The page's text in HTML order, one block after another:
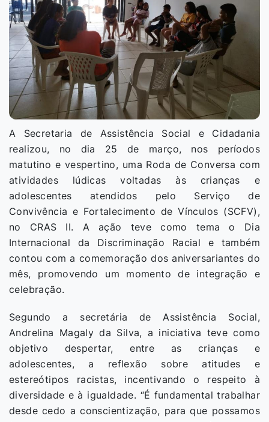
A Secretaria de Assistência Social e Cidadania
realizou, no dia 25 de março, nos períodos
matutino e vespertino, uma Roda de Conversa com
atividades lúdicas voltadas às crianças e
adolescentes atendidos pelo Serviço de
Convivência e Fortalecimento de Vínculos (SCFV),
no CRAS II. A ação teve como tema o Dia
Internacional da Discriminação Racial e também
contou com a comemoração dos aniversariantes do
mês, promovendo um momento de integração e
celebração.
Segundo a secretária de Assistência Social,
Andrelina Magaly da Silva, a iniciativa teve como
objetivo despertar, entre as crianças e
adolescentes, a reflexão sobre atitudes e
estereótipos racistas, incentivando o respeito à
diversidade e à igualdade. “É fundamental trabalhar
desde cedo a conscientização, para que possamos